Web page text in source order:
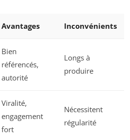
Avantages Inconvénients
Bien
référencés,
autorité
Longs à
produire
Viralité,
engagement
fort
Nécessitent
régularité